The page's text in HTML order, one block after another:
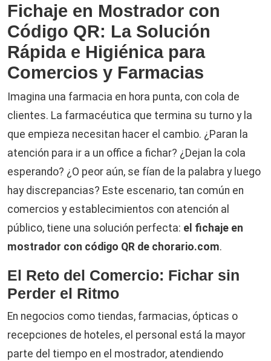
Fichaje en Mostrador con
Código QR: La Solución
Rápida e Higiénica para
Comercios y Farmacias
Imagina una farmacia en hora punta, con cola de
clientes. La farmacéutica que termina su turno y la
que empieza necesitan hacer el cambio. ¿Paran la
atención para ir a un office a fichar? ¿Dejan la cola
esperando? ¿O peor aún, se fían de la palabra y luego
hay discrepancias? Este escenario, tan común en
comercios y establecimientos con atención al
público, tiene una solución perfecta: el fichaje en
mostrador con código QR de chorario.com.
El Reto del Comercio: Fichar sin
Perder el Ritmo
En negocios como tiendas, farmacias, ópticas o
recepciones de hoteles, el personal está la mayor
parte del tiempo en el mostrador, atendiendo